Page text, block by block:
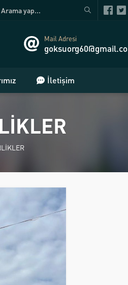
Mail Adresi
İletişim